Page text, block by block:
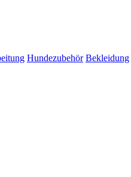
Hundezubehör Bekleidung